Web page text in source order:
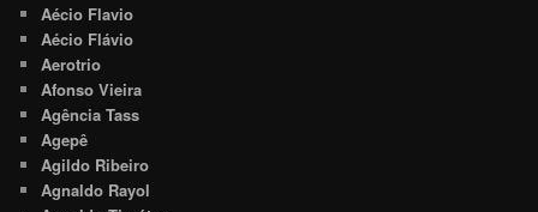
Aécio Flavio
Aécio Flávio
Aerotrio
Afonso Vieira
Agência Tass
Agepê
Agildo Ribeiro
Agnaldo Rayol